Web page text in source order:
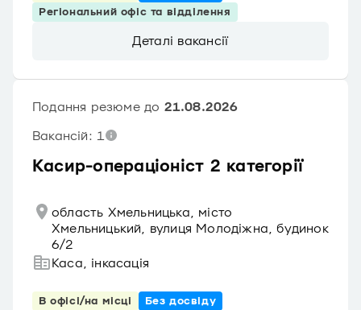
Регіональний офіс та відділення
Деталі вакансії
Касир-операціоніст 2 категорії
Подання резюме до 21.08.2026
Вакансій: 1
область Хмельницька, місто
Хмельницький, вулиця Молодіжна, будинок
6/2
Каса, інкасація
В офісі/на місці
Без досвіду